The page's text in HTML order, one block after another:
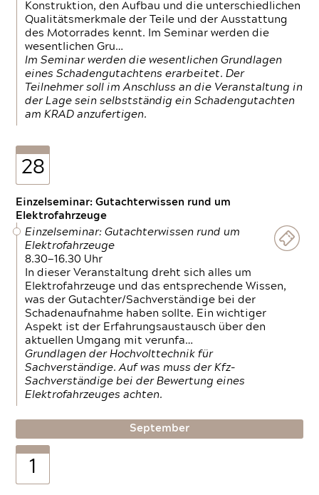
Konstruktion, den Aufbau und die unterschiedlichen
Qualitätsmerkmale der Teile und der Ausstattung
des Motorrades kennt. Im Seminar werden die
wesentlichen Gru…
Im Seminar werden die wesentlichen Grundlagen
eines Schadengutachtens erarbeitet. Der
Teilnehmer soll im Anschluss an die Veranstaltung in
der Lage sein selbstständig ein Schadengutachten
am KRAD anzufertigen.
28
Einzelseminar: Gutachterwissen rund um
Elektrofahrzeuge
Einzelseminar: Gutachterwissen rund um
Elektrofahrzeuge
8.30—16.30 Uhr
In dieser Veranstaltung dreht sich alles um
Elektrofahrzeuge und das entsprechende Wissen,
was der Gutachter/Sachverständige bei der
Schadenaufnahme haben sollte. Ein wichtiger
Aspekt ist der Erfahrungsaustausch über den
aktuellen Umgang mit verunfa…
Grundlagen der Hochvolttechnik für
Sachverständige. Auf was muss der Kfz-
Sachverständige bei der Bewertung eines
Elektrofahrzeuges achten.
September
1